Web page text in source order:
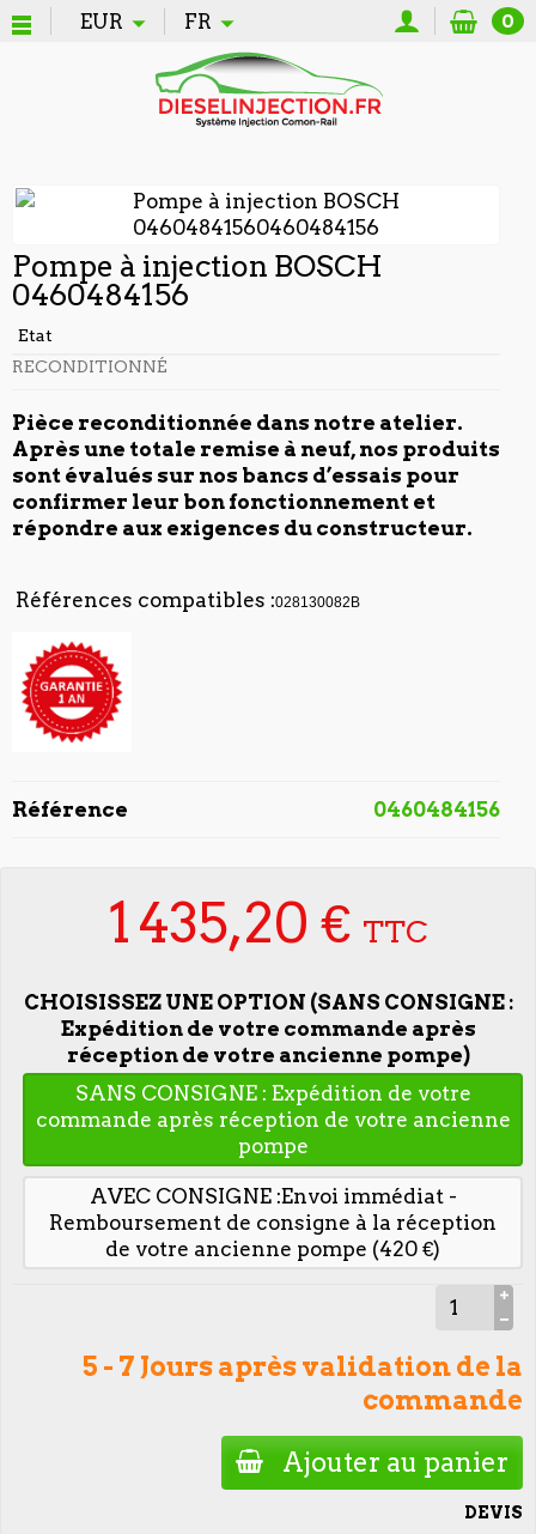
EUR FR 0
Pompe à injection BOSCH
0460484156
Etat
RECONDITIONNÉ
Pièce reconditionnée dans notre atelier.
Après une totale remise à neuf, nos produits
sont évalués sur nos bancs d’essais pour
confirmer leur bon fonctionnement et
répondre aux exigences du constructeur.
Références compatibles :028130082B
Référence 0460484156
1 435,20 € TTC
CHOISISSEZ UNE OPTION (SANS CONSIGNE :
Expédition de votre commande après
réception de votre ancienne pompe)
SANS CONSIGNE : Expédition de votre
commande après réception de votre ancienne
pompe
AVEC CONSIGNE :Envoi immédiat -
Remboursement de consigne à la réception
de votre ancienne pompe (420 €)
5 - 7 Jours après validation de la
commande
Ajouter au panier
DEVIS